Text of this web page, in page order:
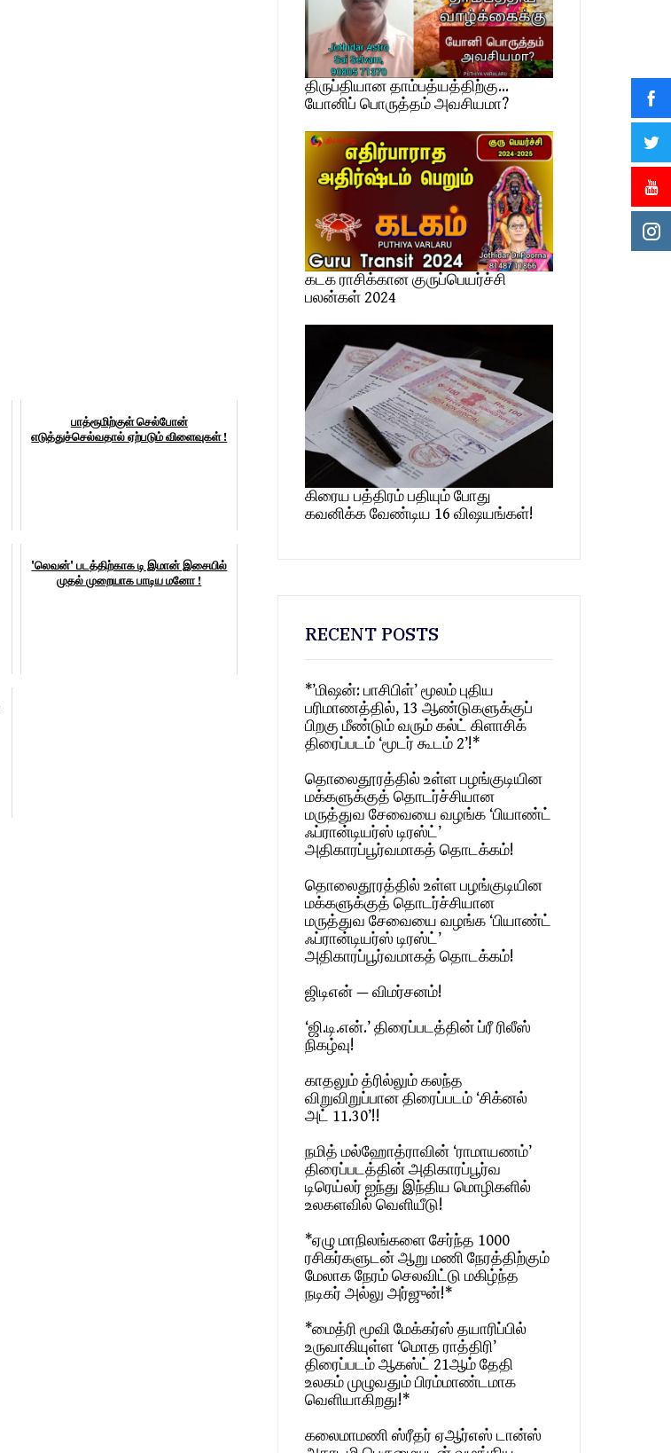
பாத்ரூமிற்குள் செல்போன்
எடுத்துச்செல்வதால் ஏற்படும் விளைவுகள் !
'லெவன்' படத்திற்காக டி இமான் இசையில்
முதல் முறையாக பாடிய மனோ !
திருப்தியான தாம்பத்யத்திற்கு…
யோனிப் பொருத்தம் அவசியமா?
கடக ராசிக்கான குருப்பெயர்ச்சி
பலன்கள் 2024
கிரைய பத்திரம் பதியும் போது
கவனிக்க வேண்டிய 16 விஷயங்கள்!
RECENT POSTS
*’மிஷன்: பாசிபிள்’ மூலம் புதிய
பரிமாணத்தில், 13 ஆண்டுகளுக்குப்
பிறகு மீண்டும் வரும் கல்ட் கிளாசிக்
திரைப்படம் ‘மூடர் கூடம் 2’!*
தொலைதூரத்தில் உள்ள பழங்குடியின
மக்களுக்குத் தொடர்ச்சியான
மருத்துவ சேவையை வழங்க ‘பியாண்ட்
ஃப்ரான்டியர்ஸ் டிரஸ்ட்’
அதிகாரப்பூர்வமாகத் தொடக்கம்!
தொலைதூரத்தில் உள்ள பழங்குடியின
மக்களுக்குத் தொடர்ச்சியான
மருத்துவ சேவையை வழங்க ‘பியாண்ட்
ஃப்ரான்டியர்ஸ் டிரஸ்ட்’
அதிகாரப்பூர்வமாகத் தொடக்கம்!
ஜிடிஎன் — விமர்சனம்!
‘ஜி.டி.என்.’ திரைப்படத்தின் ப்ரீ ரிலீஸ்
நிகழ்வு!
காதலும் த்ரில்லும் கலந்த
விறுவிறுப்பான திரைப்படம் ‘சிக்னல்
அட் 11.30’!!
நமித் மல்ஹோத்ராவின் ‘ராமாயணம்’
திரைப்படத்தின் அதிகாரப்பூர்வ
டிரெய்லர் ஐந்து இந்திய மொழிகளில்
உலகளவில் வெளியீடு!
*ஏழு மாநிலங்களை சேர்ந்த 1000
ரசிகர்களுடன் ஆறு மணி நேரத்திற்கும்
மேலாக நேரம் செலவிட்டு மகிழ்ந்த
நடிகர் அல்லு அர்ஜுன்!*
*மைத்ரி மூவி மேக்கர்ஸ் தயாரிப்பில்
உருவாகியுள்ள ‘மொத ராத்திரி’
திரைப்படம் ஆகஸ்ட் 21ஆம் தேதி
உலகம் முழுவதும் பிரம்மாண்டமாக
வெளியாகிறது!*
கலைமாமணி ஸ்ரீதர் ஏஆர்எஸ் டான்ஸ்